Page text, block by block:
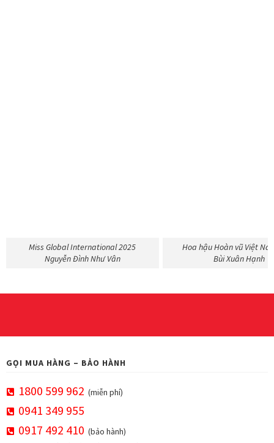
Miss Global International 2025
Nguyễn Đình Như Vân
Hoa hậu Hoàn vũ Việt
Bùi Xuân Hạnh
GỌI MUA HÀNG – BẢO HÀNH
1800 599 962 (miễn phí)
0941 349 955
0917 492 410 (bảo hành)